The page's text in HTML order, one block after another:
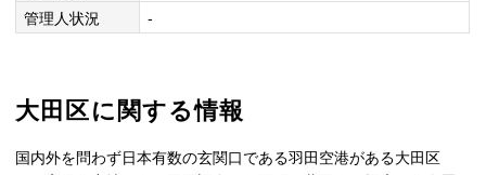
管理人状況
-
大田区に関する情報
国内外を問わず日本有数の玄関口である羽田空港がある大田区